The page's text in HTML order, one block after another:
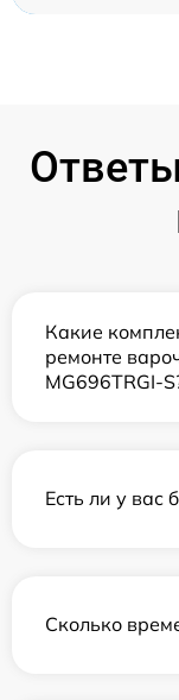
Какие
ремонте
MG696TRGI-
Есть ли у вас
Сколько